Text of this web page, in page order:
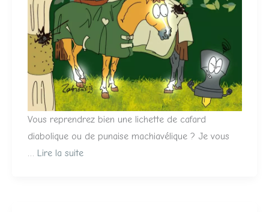
Vous reprendrez bien une lichette de cafard
diabolique ou de punaise machiavélique ? Je vous
Lire la suite